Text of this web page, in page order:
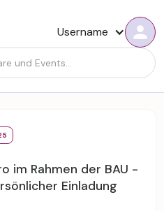
Username
im Rahmen der BAU -
Einladung